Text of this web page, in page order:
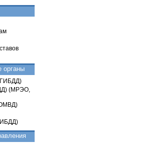
органы
(МРЭО,